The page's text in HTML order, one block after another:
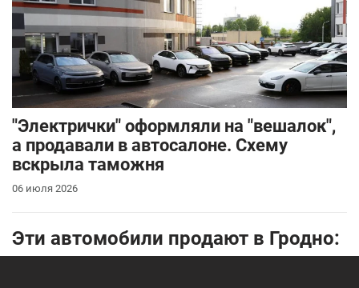
"Электрички" оформляли на "вешалок",
а продавали в автосалоне. Схему
вскрыла таможня
06 июля 2026
Эти автомобили продают в Гродно: